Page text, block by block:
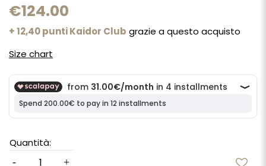
€124.00
+ 12,40 punti Kaidor Club grazie a questo acquisto
Size chart
Quantità: